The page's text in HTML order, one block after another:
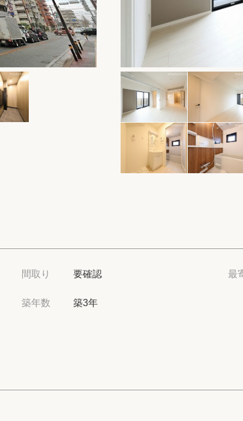
保存した物件
閲覧履歴
保存した検索条
店舗・スタッフ
希望条件を伝え
高級賃貸物件コラ
間取り 要確認
築年数 築3年
最